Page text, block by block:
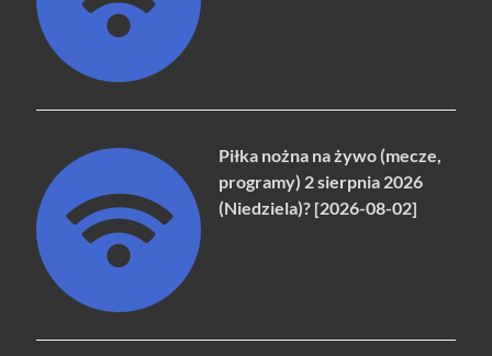
Piłka nożna na żywo (mecze,
programy) 2 sierpnia 2026
(Niedziela)? [2026-08-02]